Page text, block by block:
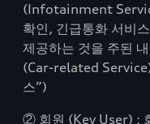
(Infotainment
확인, 긴급통화 서비
제공하는 것을 주된
(Car-related
스”)
② 회원 (Key User) :